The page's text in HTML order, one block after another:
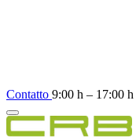
Contatto 9:00 h – 17:00 h